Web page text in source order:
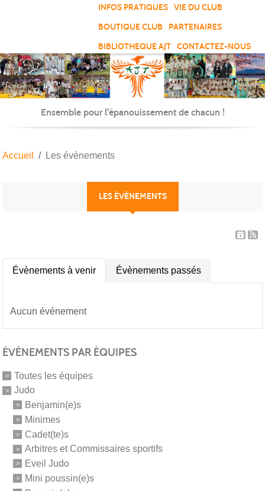
INFOS PRATIQUES
VIE DU CLUB
BOUTIQUE CLUB
PARTENAIRES
BIBLIOTHEQUE AJT
CONTACTEZ-NOUS
Ensemble pour l'épanouissement de chacun !
Accueil Les évènements
LES ÉVÈNEMENTS
Évènements à venir Évènements passés
Aucun événement
ÉVÉNEMENTS PAR ÉQUIPES
Toutes les équipes
Judo
Benjamin(e)s
Minimes
Cadet(te)s
Arbitres et Commissaires sportifs
Eveil Judo
Mini poussin(e)s
Panneau de gestion des cookies